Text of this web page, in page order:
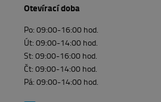
Otevírací doba
Po: 09:00-16:00 hod.
Út: 09:00-14:00 hod.
St: 09:00-16:00 hod.
Čt: 09:00-14:00 hod.
Pá: 09:00-14:00 hod.